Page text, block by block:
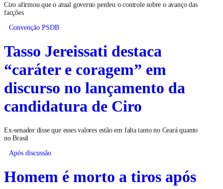
Ciro afirmou que o atual governo perdeu o controle sobre o avanço das
facções
Convenção PSDB
Tasso Jereissati destaca
“caráter e coragem” em
discurso no lançamento da
candidatura de Ciro
Ex-senador disse que esses valores estão em falta tanto no Ceará quanto
no Brasil
Após discussão
Homem é morto a tiros após